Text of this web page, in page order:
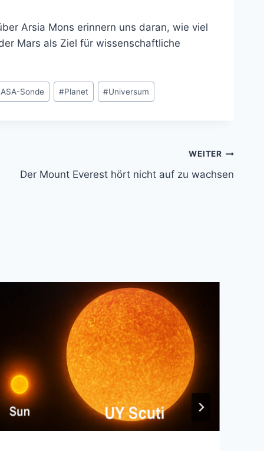
Arsia Mons erinnern uns daran, wie viel
Mars als Ziel für wissenschaftliche
Sonde #Planet #Universum
WEITER
Der Mount Everest hört nicht auf zu wachsen